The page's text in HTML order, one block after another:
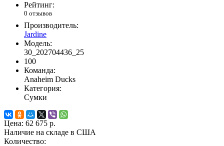
Рейтинг:
0 отзывов
Производитель:
Jardine
Модель:
30_202704436_25
100
Команда:
Anaheim Ducks
Категория:
Сумки
Цена: 62 675 р.
Наличие на складе в США
Количество: